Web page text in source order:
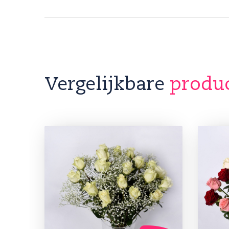
Vergelijkbare